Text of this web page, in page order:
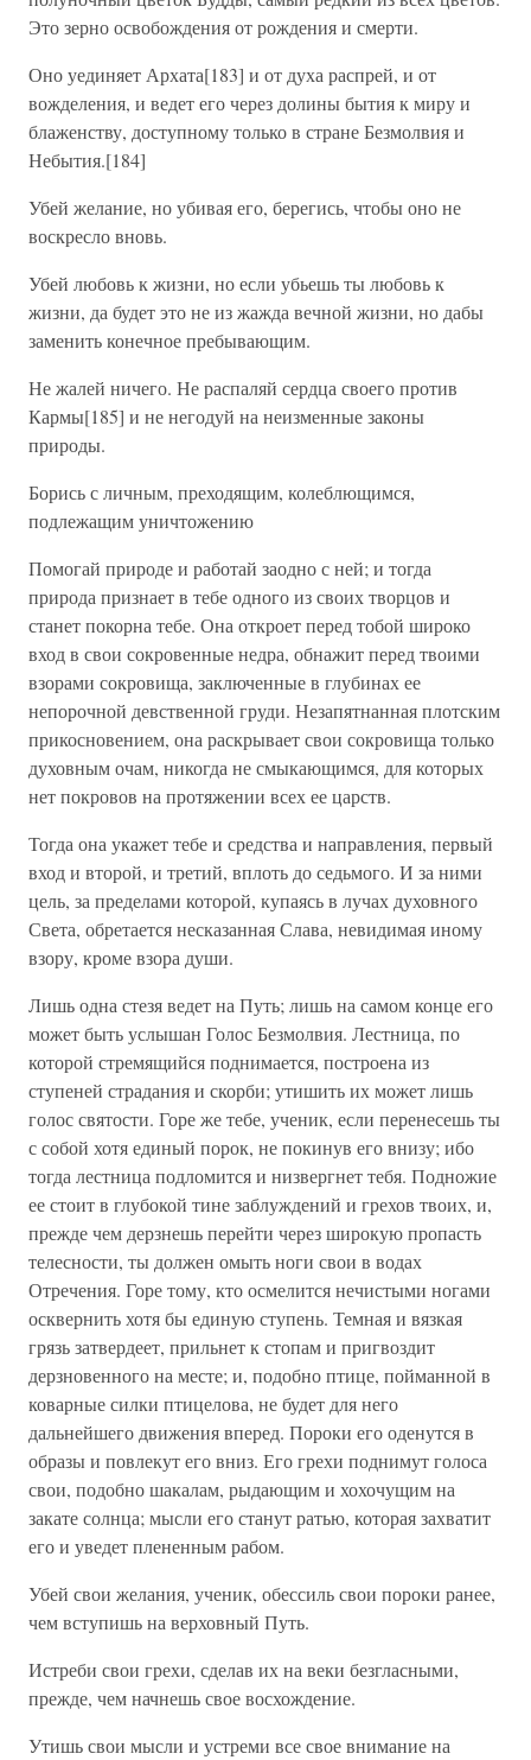
Это зерно освобождения от рождения и смерти.
Оно уединяет Архата[183] и от духа распрей, и от
вожделения, и ведет его через долины бытия к миру и
блаженству, доступному только в стране Безмолвия и
Небытия.[184]
Убей желание, но убивая его, берегись, чтобы оно не
воскресло вновь.
Убей любовь к жизни, но если убьешь ты любовь к
жизни, да будет это не из жажда вечной жизни, но дабы
заменить конечное пребывающим.
Не жалей ничего. Не распаляй сердца своего против
Кармы[185] и не негодуй на неизменные законы
природы.
Борись с личным, преходящим, колеблющимся,
подлежащим уничтожению
Помогай природе и работай заодно с ней; и тогда
природа признает в тебе одного из своих творцов и
станет покорна тебе. Она откроет перед тобой широко
вход в свои сокровенные недра, обнажит перед твоими
взорами сокровища, заключенные в глубинах ее
непорочной девственной груди. Незапятнанная плотским
прикосновением, она раскрывает свои сокровища только
духовным очам, никогда не смыкающимся, для которых
нет покровов на протяжении всех ее царств.
Тогда она укажет тебе и средства и направления, первый
вход и второй, и третий, вплоть до седьмого. И за ними
цель, за пределами которой, купаясь в лучах духовного
Света, обретается несказанная Слава, невидимая иному
взору, кроме взора души.
Лишь одна стезя ведет на Путь; лишь на самом конце его
может быть услышан Голос Безмолвия. Лестница, по
которой стремящийся поднимается, построена из
ступеней страдания и скорби; утишить их может лишь
голос святости. Горе же тебе, ученик, если перенесешь ты
с собой хотя единый порок, не покинув его внизу; ибо
тогда лестница подломится и низвергнет тебя. Подножие
ее стоит в глубокой тине заблуждений и грехов твоих, и,
прежде чем дерзнешь перейти через широкую пропасть
телесности, ты должен омыть ноги свои в водах
Отречения. Горе тому, кто осмелится нечистыми ногами
осквернить хотя бы единую ступень. Темная и вязкая
грязь затвердеет, прильнет к стопам и пригвоздит
дерзновенного на месте; и, подобно птице, пойманной в
коварные силки птицелова, не будет для него
дальнейшего движения вперед. Пороки его оденутся в
образы и повлекут его вниз. Его грехи поднимут голоса
свои, подобно шакалам, рыдающим и хохочущим на
закате солнца; мысли его станут ратью, которая захватит
его и уведет плененным рабом.
Убей свои желания, ученик, обессиль свои пороки ранее,
чем вступишь на верховный Путь.
Истреби свои грехи, сделав их на веки безгласными,
прежде, чем начнешь свое восхождение.
Утишь свои мысли и устреми все свое внимание на